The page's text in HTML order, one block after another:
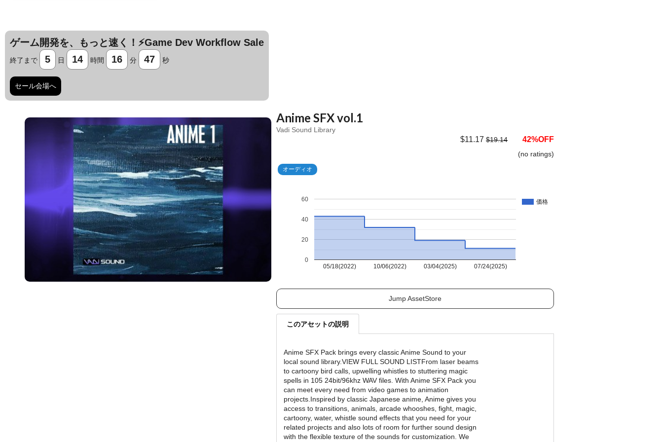
ゲーム開発を、もっと速く！⚡️Game Dev Workflow Sale
終了まで 5 日 14 時間 16 分 46 秒
セール会場へ
Anime SFX vol.1
Vadi Sound Library
$11.17$19.14 42%OFF
(no ratings)
オーディオ
価格
05/18(2022) 10/06(2022) 03/04(2025) 07/24(2025)
0
20
40
60
Jump AssetStore
このアセットの説明
Anime SFX Pack brings every classic Anime Sound to your
local sound library.VIEW FULL SOUND LISTFrom laser beams
to cartoony bird calls, upwelling whistles to stuttering magic
spells in 105 24bit/96khz WAV files. With Anime SFX Pack you
can meet every need from video games to animation
projects.Inspired by classic Japanese anime, Anime gives you
access to transitions, animals, arcade whooshes, fight, magic,
cartoony, water, whistle sound effects that you need for your
related projects and also lots of room for further sound design
with the flexible texture of the sounds for customization. We